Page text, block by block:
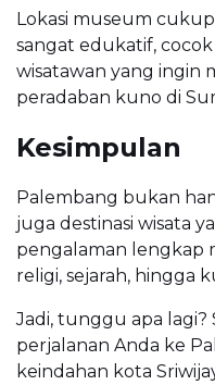
Lokasi museum
sangat edukatif,
wisatawan yang ingin
peradaban kuno di
Kesimpulan
Palembang bukan
juga destinasi wisata
pengalaman lengkap
religi, sejarah, hingga
Jadi, tunggu apa lagi?
perjalanan Anda ke
keindahan kota